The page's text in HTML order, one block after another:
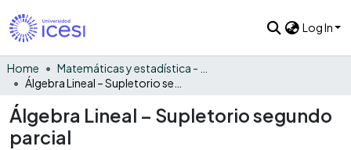
Log In
Home
Álgebra Lineal – Supletorio segundo
parcial